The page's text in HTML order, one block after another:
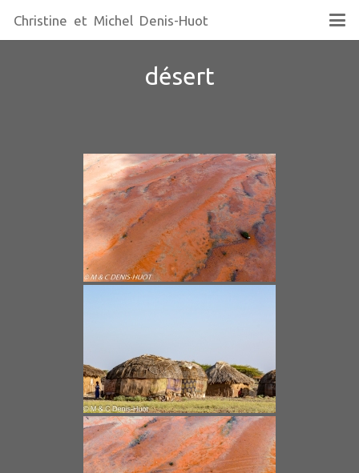
Christine et Michel Denis-Huot
désert